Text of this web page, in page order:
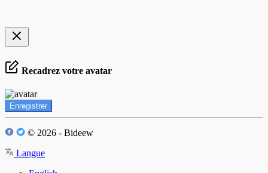
Recadrez votre avatar
Enregistrer
© 2026 - Bideew
Langue